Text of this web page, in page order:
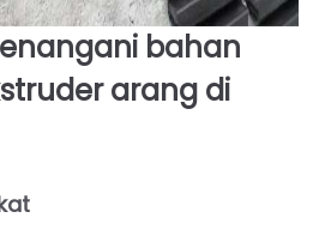
bahan
arang di